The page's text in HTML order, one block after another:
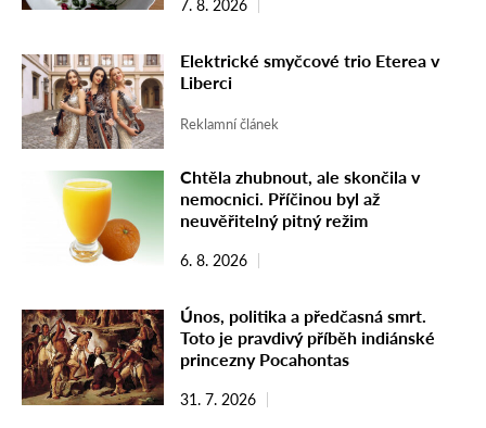
7. 8. 2026
Elektrické smyčcové trio Eterea v
Liberci
Reklamní článek
Chtěla zhubnout, ale skončila v
nemocnici. Příčinou byl až
neuvěřitelný pitný režim
6. 8. 2026
Únos, politika a předčasná smrt.
Toto je pravdivý příběh indiánské
princezny Pocahontas
31. 7. 2026